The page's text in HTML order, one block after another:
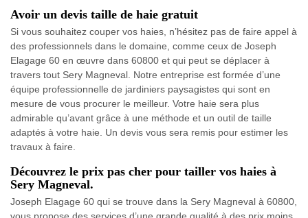
Avoir un devis taille de haie gratuit
Si vous souhaitez couper vos haies, n’hésitez pas de faire appel à
des professionnels dans le domaine, comme ceux de Joseph
Elagage 60 en œuvre dans 60800 et qui peut se déplacer à
travers tout Sery Magneval. Notre entreprise est formée d’une
équipe professionnelle de jardiniers paysagistes qui sont en
mesure de vous procurer le meilleur. Votre haie sera plus
admirable qu’avant grâce à une méthode et un outil de taille
adaptés à votre haie. Un devis vous sera remis pour estimer les
travaux à faire.
Découvrez le prix pas cher pour tailler vos haies à
Sery Magneval.
Joseph Elagage 60 qui se trouve dans la Sery Magneval à 60800,